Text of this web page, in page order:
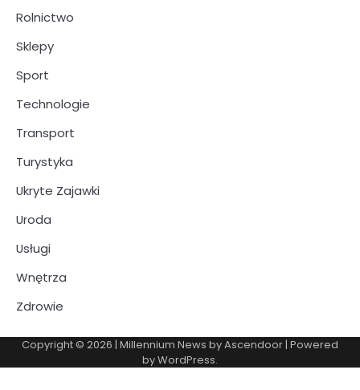
Rolnictwo
Sklepy
Sport
Technologie
Transport
Turystyka
Ukryte Zajawki
Uroda
Usługi
Wnętrza
Zdrowie
Copyright © 2026 | Millennium News byAscendoor | Powered
byWordPress.